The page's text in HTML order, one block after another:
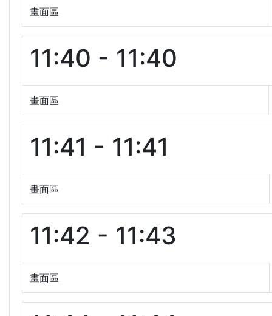
畫面區
11:40 - 11:40
畫面區
11:41 - 11:41
畫面區
11:42 - 11:43
畫面區